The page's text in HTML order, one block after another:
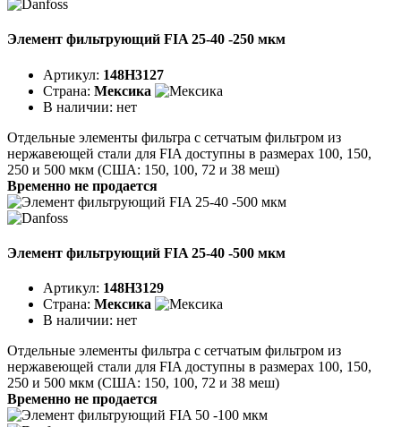
Элемент фильтрующий FIA 25-40 -250 мкм
Артикул: 148H3127
Страна: Мексика
В наличии: нет
Отдельные элементы фильтра с сетчатым фильтром из
нержавеющей стали для FIA доступны в размерах 100, 150,
250 и 500 мкм (США: 150, 100, 72 и 38 меш)
Временно не продается
Элемент фильтрующий FIA 25-40 -500 мкм
Артикул: 148H3129
Страна: Мексика
В наличии: нет
Отдельные элементы фильтра с сетчатым фильтром из
нержавеющей стали для FIA доступны в размерах 100, 150,
250 и 500 мкм (США: 150, 100, 72 и 38 меш)
Временно не продается